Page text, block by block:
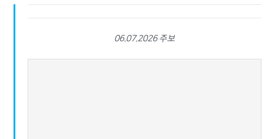
06.07.2026 주보